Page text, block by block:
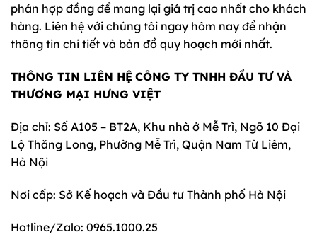
phán hợp đồng để mang lại giá trị cao nhất cho khách
hàng. Liên hệ với chúng tôi ngay hôm nay để nhận
thông tin chi tiết và bản đồ quy hoạch mới nhất.
THÔNG TIN LIÊN HỆ CÔNG TY TNHH ĐẦU TƯ VÀ
THƯƠNG MẠI HƯNG VIỆT
Địa chỉ: Số A105 – BT2A, Khu nhà ở Mễ Trì, Ngõ 10 Đại
Lộ Thăng Long, Phường Mễ Trì, Quận Nam Từ Liêm,
Hà Nội
Nơi cấp: Sở Kế hoạch và Đầu tư Thành phố Hà Nội
Hotline/Zalo: 0965.1000.25